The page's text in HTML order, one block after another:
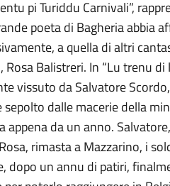
pi Turiddu Carnivali”,
poeta di Bagheria abbia
a quella di altri
Rosa Balistreri. In “Lu trenu
vissuto da Salvatore
sepolto dalle macerie della
appena da un anno.
rimasta a Mazzarino, i
dopo un annu di patiri,